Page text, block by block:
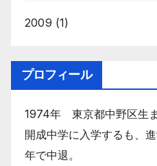
2009 (1)
プロフィール
1974年 東京都中野区生ま
開成中学に入学するも、
年で中退。